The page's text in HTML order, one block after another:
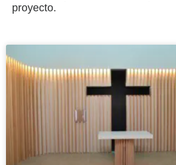
proyecto.